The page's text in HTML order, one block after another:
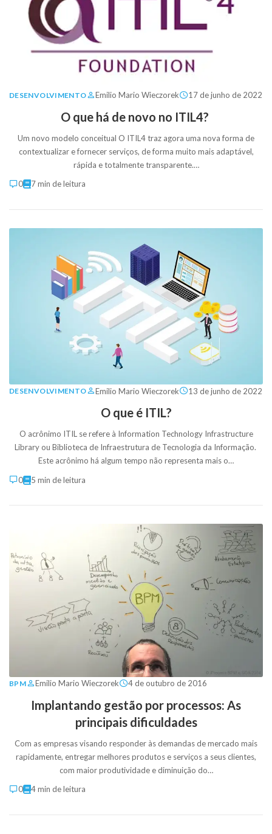
DESENVOLVIMENTO Emilio Mario Wieczorek 17 de junho de 2022
O que há de novo no ITIL4?
Um novo modelo conceitual O ITIL4 traz agora uma nova forma de
contextualizar e fornecer serviços, de forma muito mais adaptável,
rápida e totalmente transparente.…
0
7 min de leitura
DESENVOLVIMENTO Emilio Mario Wieczorek 13 de junho de 2022
O que é ITIL?
O acrônimo ITIL se refere à Information Technology Infrastructure
Library ou Biblioteca de Infraestrutura de Tecnologia da Informação.
Este acrônimo há algum tempo não representa mais o…
0
5 min de leitura
BPM Emilio Mario Wieczorek 4 de outubro de 2016
Implantando gestão por processos: As
principais dificuldades
Com as empresas visando responder às demandas de mercado mais
rapidamente, entregar melhores produtos e serviços a seus clientes,
com maior produtividade e diminuição do…
0
4 min de leitura